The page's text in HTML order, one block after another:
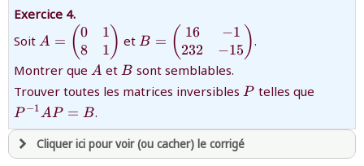
avoir une souscription active sur mathprepa
connecté au site
revenir àla page d'accueil
ou testerla page d'extraits libres
ou consulter
Exercice 4.
Soit {A=\begin{pmatrix}0&1\cr8&1\end{pmatrix}}
A = (0
8
1
1 ) et {B=\begin{pmatrix}16&-
B = ( 16
232
−1
−15 ).
Montrer que {A}
A et {B}
B sont semblables.
Trouver toutes les matrices inversibles {P}
P telles que
P −1AP = B.
Cliquer ici pour voir (ou cacher) le corrigé